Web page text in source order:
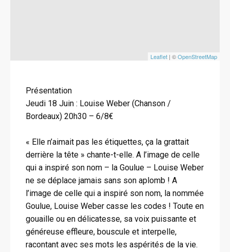
Leaflet | ©OpenStreetMap
Présentation
Jeudi 18 Juin : Louise Weber (Chanson /
Bordeaux) 20h30 – 6/8€
« Elle n’aimait pas les étiquettes, ça la grattait
derrière la tête » chante-t-elle. A l’image de celle
qui a inspiré son nom – la Goulue – Louise Weber
ne se déplace jamais sans son aplomb ! A
l’image de celle qui a inspiré son nom, la nommée
Goulue, Louise Weber casse les codes ! Toute en
gouaille ou en délicatesse, sa voix puissante et
généreuse effleure, bouscule et interpelle,
racontant avec ses mots les aspérités de la vie.